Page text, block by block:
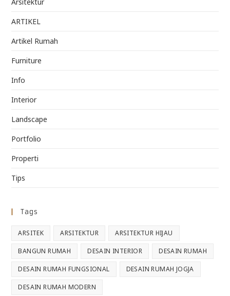
ARTIKEL
Artikel Rumah
Furniture
Info
Interior
Landscape
Portfolio
Properti
Tips
Tags
ARSITEK ARSITEKTUR ARSITEKTUR HIJAU
BANGUN RUMAH DESAIN INTERIOR DESAIN RUMAH
DESAIN RUMAH FUNGSIONAL DESAIN RUMAH JOGJA
DESAIN RUMAH MODERN